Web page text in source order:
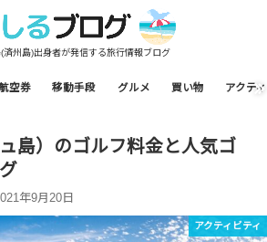
済州島)出身者が発信する旅行情報ブログ
空券 移動手段 グルメ 買い物 アクテ
島）のゴルフ料金と人気ゴ
年9月20日
アクティビティ